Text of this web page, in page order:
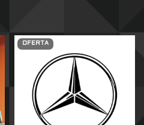
OFERTA